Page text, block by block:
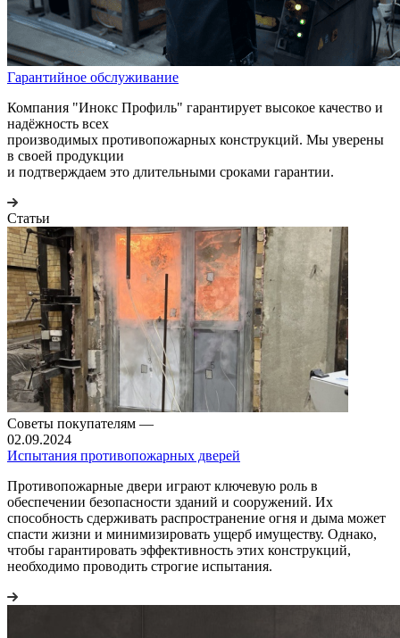
Гарантийное обслуживание
Компания "Инокс Профиль" гарантирует высокое качество и
надёжность всех
производимых противопожарных конструкций. Мы уверены
в своей продукции
и подтверждаем это длительными сроками гарантии.
Статьи
Советы покупателям —
02.09.2024
Испытания противопожарных дверей
Противопожарные двери играют ключевую роль в
обеспечении безопасности зданий и сооружений. Их
способность сдерживать распространение огня и дыма может
спасти жизни и минимизировать ущерб имуществу. Однако,
чтобы гарантировать эффективность этих конструкций,
необходимо проводить строгие испытания.